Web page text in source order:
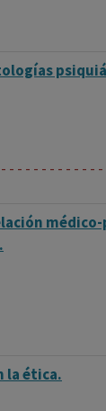
- - - - - - - - - - - - -
la ética.